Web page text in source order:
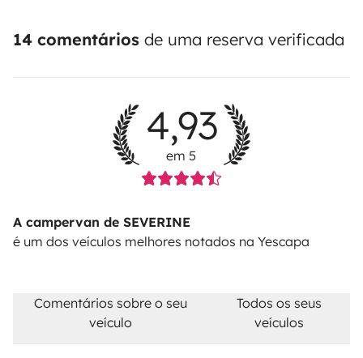
14 comentários de uma reserva verificada
4,93
em 5
A campervan de SEVERINE
é um dos veículos melhores notados na Yescapa
Comentários sobre o seu
veículo
Todos os seus
veículos